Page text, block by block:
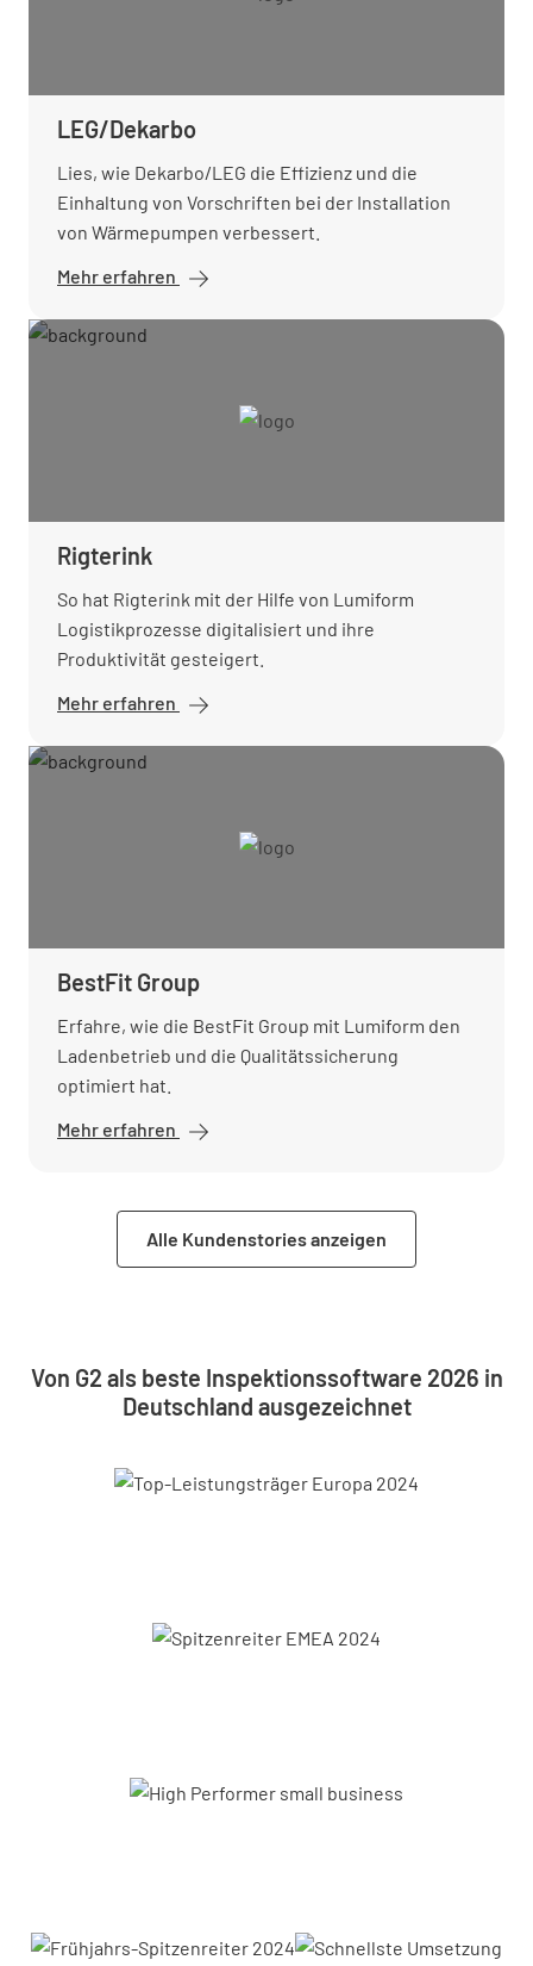
LEG/Dekarbo
Lies, wie Dekarbo/LEG die Effizienz und die
Einhaltung von Vorschriften bei der Installation
von Wärmepumpen verbessert.
Mehr erfahren
Rigterink
So hat Rigterink mit der Hilfe von Lumiform
Logistikprozesse digitalisiert und ihre
Produktivität gesteigert.
Mehr erfahren
BestFit Group
Erfahre, wie die BestFit Group mit Lumiform den
Ladenbetrieb und die Qualitätssicherung
optimiert hat.
Mehr erfahren
Alle Kundenstories anzeigen
Von G2 als beste Inspektionssoftware 2026 in
Deutschland ausgezeichnet